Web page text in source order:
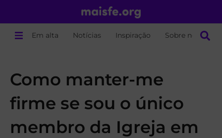
Em alta Notícias Inspiração Sobre nós
Como manter-me
firme se sou o único
membro da Igreja em